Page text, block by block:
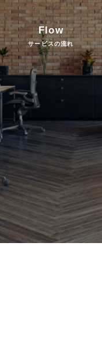
Flow
サービスの流れ